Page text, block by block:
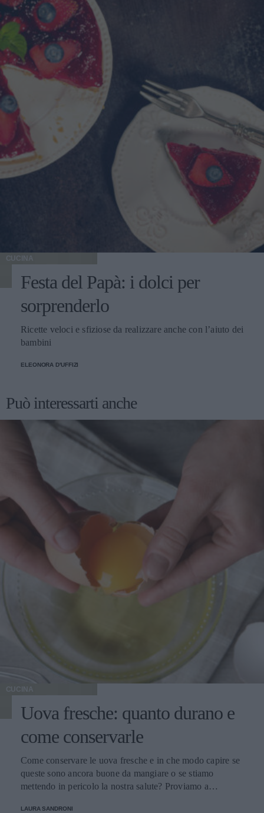
aggiungendo pancetta frullata finché il grasso non si è
sciolto. Unite un bicchiere di passata di pomodoro e fate
insaporire per 5 minuti. Versate il farro e un litro di acqua
calda. Quando è quasi cotto aggiungete un barattolo di
ceci precotti, per metà interi e per metà passati. Mescolate
e servite il piatto caldo.
CUCINA
Festa del Papà: i dolci per
sorprenderlo
Ricette veloci e sfiziose da realizzare anche con l’aiuto dei
bambini
ELEONORA D'UFFIZI
Può interessarti anche
CUCINA
Uova fresche: quanto durano e
come conservarle
Come conservare le uova fresche e in che modo capire se
queste sono ancora buone da mangiare o se stiamo
mettendo in pericolo la nostra salute? Proviamo a
LAURA SANDRONI